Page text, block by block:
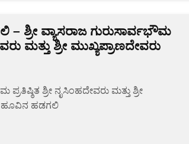
– ಶ್ರೀ ವ್ಯಾಸರಾಜ ಗುರುಸಾರ್ವಭೌಮ
ಮತ್ತು ಶ್ರೀ ಮುಖ್ಯಪ್ರಾಣದೇವರು
ಪ್ರತಿಷ್ಠಿತ ಶ್ರೀ ನೃಸಿಂಹದೇವರು ಮತ್ತು ಶ್ರೀ
ಹೂವಿನ ಹಡಗಲಿ